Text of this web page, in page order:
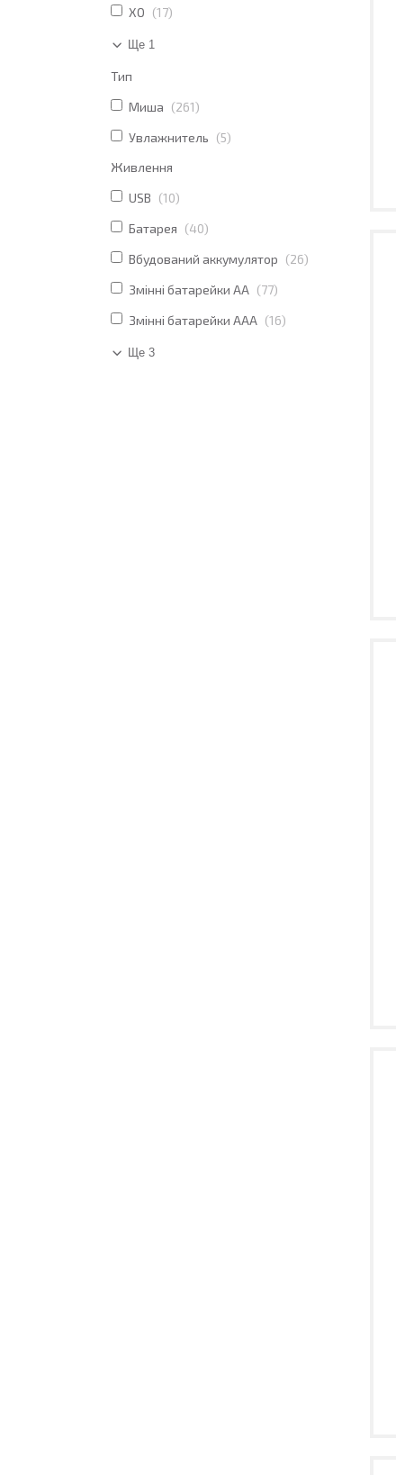
XO
17
Ще 1
Тип
Миша
261
Увлажнитель
5
Живлення
USB
10
Батарея
40
Вбудований аккумулятор
26
Змінні батарейки АА
77
Змінні батарейки ААА
16
Ще 3